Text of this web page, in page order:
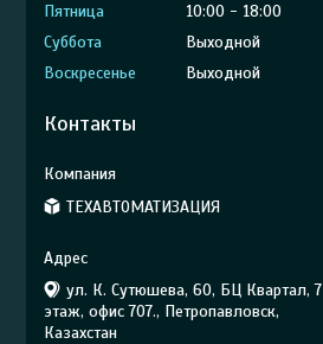
Пятница
10:00
18:00
Суббота
Выходной
Воскресенье
Выходной
Контакты
ТЕХАВТОМАТИЗАЦИЯ
ул. К. Сутюшева, 60, БЦ Квартал, 7
этаж, офис 707., Петропавловск,
Казахстан